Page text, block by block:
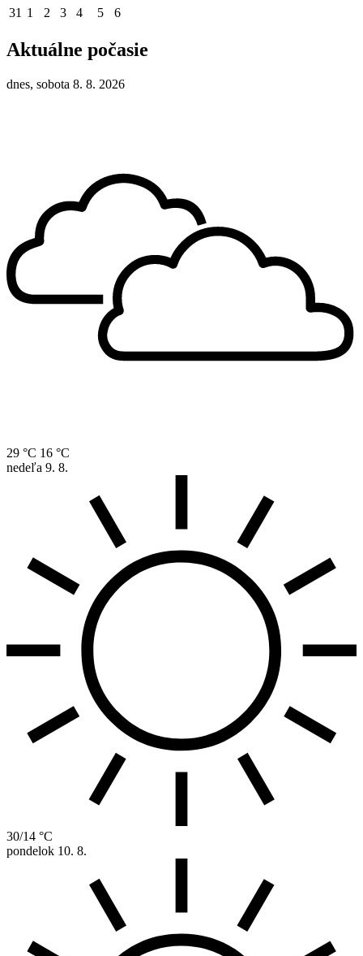
31 1 2 3 4 5 6
Aktuálne počasie
dnes, sobota 8. 8. 2026
29 °C 16 °C
nedeľa 9. 8.
30/14 °C
pondelok 10. 8.